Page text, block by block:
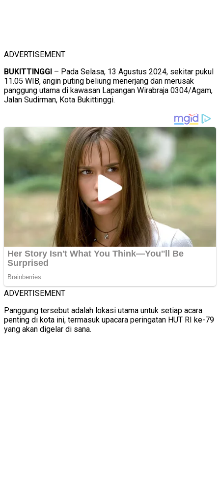
ADVERTISEMENT
BUKITTINGGI – Pada Selasa, 13 Agustus 2024, sekitar pukul
11.05 WIB, angin puting beliung menerjang dan merusak
panggung utama di kawasan Lapangan Wirabraja 0304/Agam,
Jalan Sudirman, Kota Bukittinggi.
ADVERTISEMENT
Panggung tersebut adalah lokasi utama untuk setiap acara
penting di kota ini, termasuk upacara peringatan HUT RI ke-79
yang akan digelar di sana.